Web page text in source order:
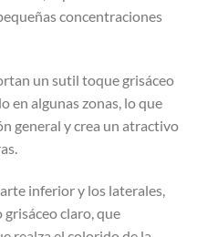
concentraciones
un sutil toque grisáceo
en algunas zonas, lo que
general y crea un atractivo
inferior y los laterales,
claro, que